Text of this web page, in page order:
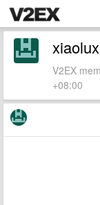
V2EX
+08:00